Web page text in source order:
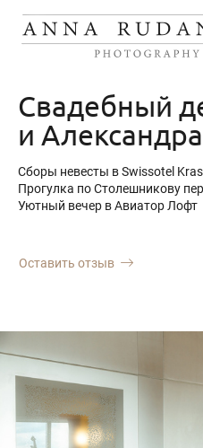
Свадебный
и Александра
Сборы невесты в Swissotel
Прогулка по Столешникову
Уютный вечер в Авиатор Лофт
Оставить отзыв